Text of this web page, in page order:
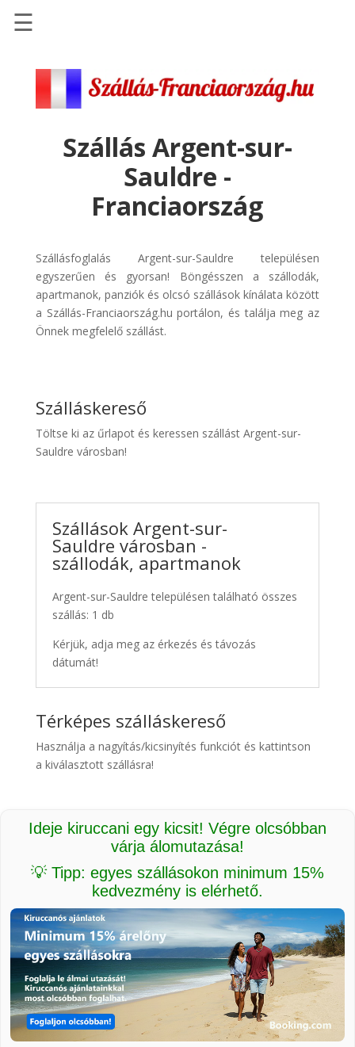
Szállások
Repülőjegy
pénzvisszatérítéssel
Autóbérlés
Cars
Transzfer
Kiwi
☰
Szállás Argent-sur-
Sauldre -
Franciaország
Szállásfoglalás Argent-sur-Sauldre településen
egyszerűen és gyorsan! Böngésszen a szállodák,
apartmanok, panziók és olcsó szállások kínálata között
a Szállás-Franciaország.hu portálon, és találja meg az
Önnek megfelelő szállást.
Szálláskereső
Töltse ki az űrlapot és keressen szállást Argent-sur-
Sauldre városban!
Szállások Argent-sur-
Sauldre városban -
szállodák, apartmanok
Argent-sur-Sauldre településen található összes
szállás: 1 db
Kérjük, adja meg az érkezés és távozás
dátumát!
Térképes szálláskereső
Használja a nagyítás/kicsinyítés funkciót és kattintson
a kiválasztott szállásra!
Ideje kiruccani egy kicsit! Végre olcsóbban
várja álomutazása!
💡 Tipp: egyes szállásokon minimum 15%
kedvezmény is elérhető.